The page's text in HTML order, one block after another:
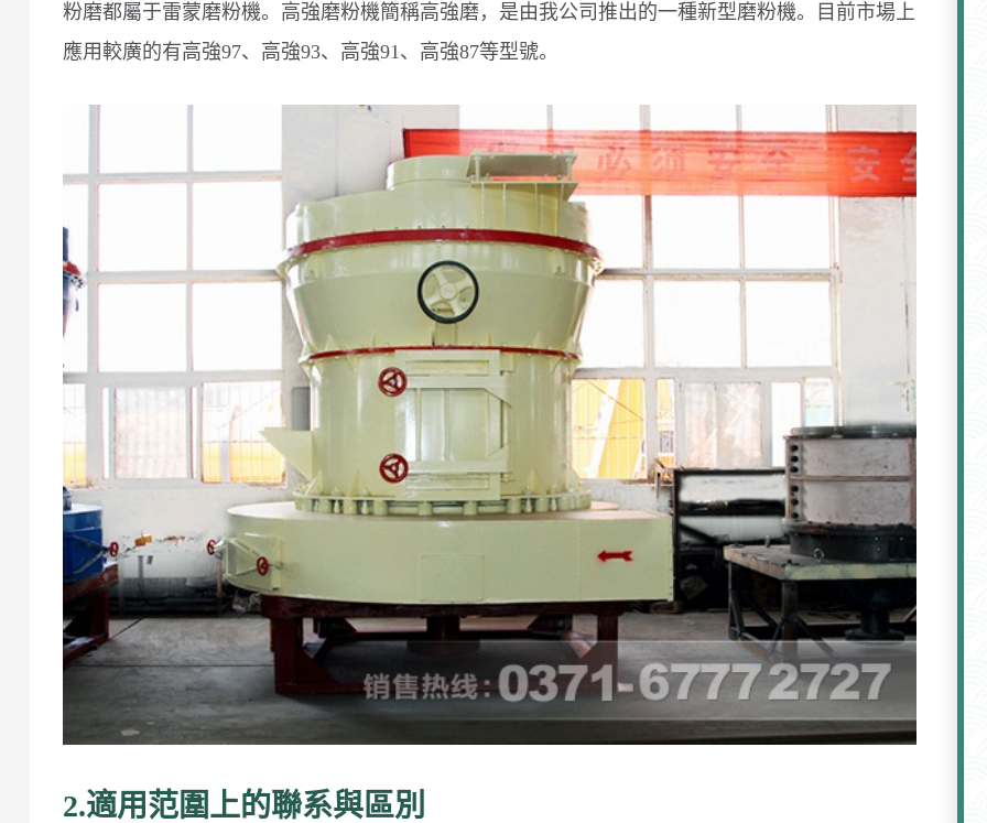
粉磨都屬于雷蒙磨粉機。高強磨粉機簡稱高強磨，是由我公司推出的一種新型磨粉機。目前市場上
應用較廣的有高強97、高強93、高強91、高強87等型號。
2.適用范圍上的聯系與區別